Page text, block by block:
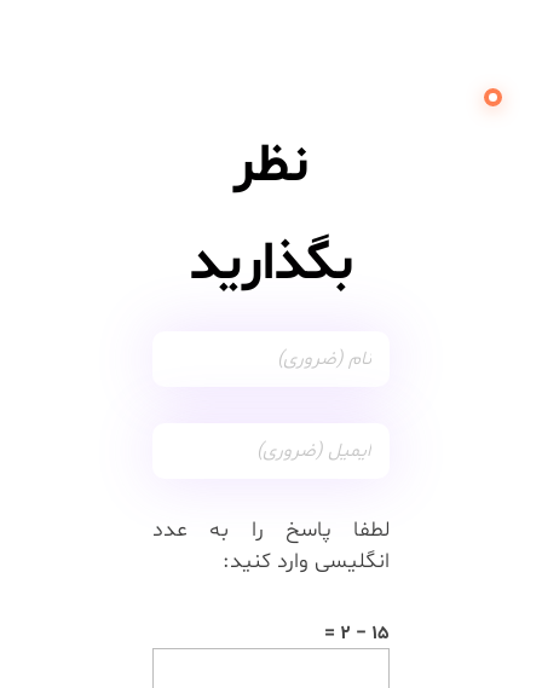
نظر
بگذارید
لطفا پاسخ را به عدد
انگلیسی وارد کنید:
15 − 2 =